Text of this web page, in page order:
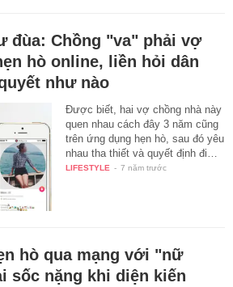
đùa: Chồng "va" phải vợ
hò online, liền hỏi dân
như nào
Được biết, hai vợ chồng nhà này
quen nhau cách đây 3 năm cũng
trên ứng dụng hẹn hò, sau đó yêu
nhau tha thiết và quyết định đi…
LIFESTYLE - 7 năm trước
hò qua mạng với "nữ
sốc nặng khi diện kiến